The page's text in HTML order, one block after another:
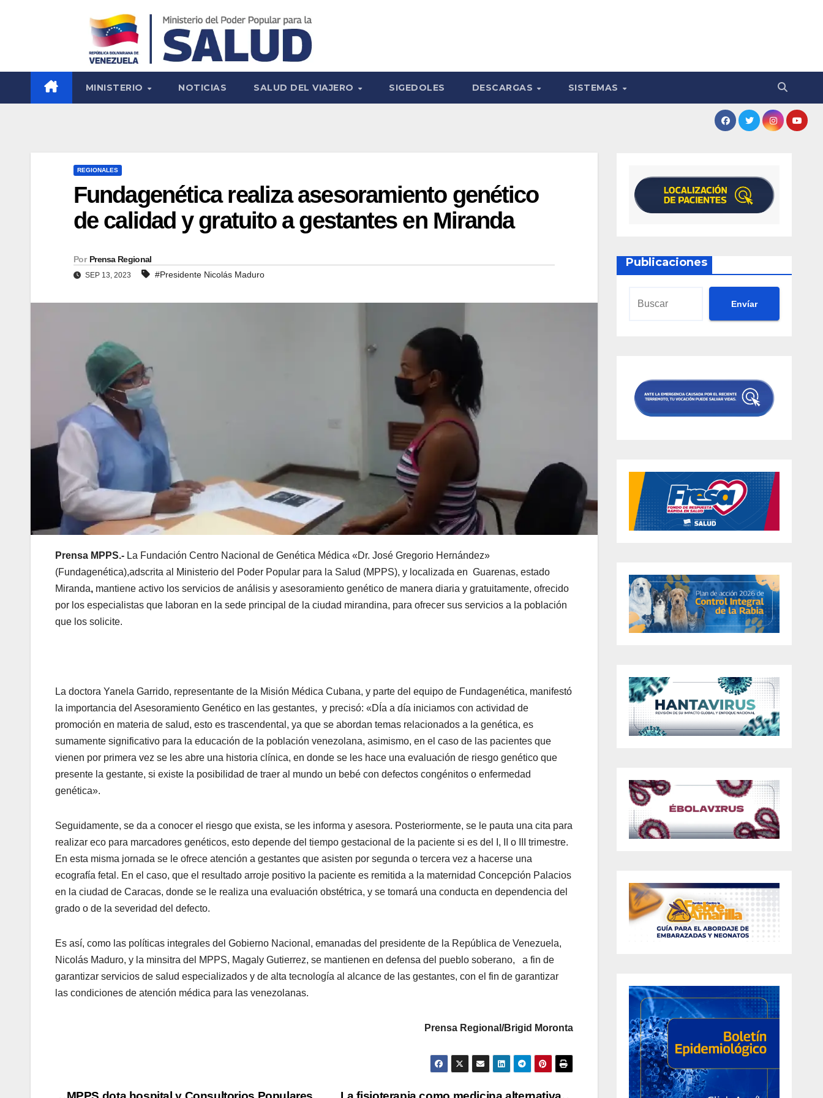
MINISTERIO NOTICIAS SALUD DEL VIAJERO SIGEDOLES DESCARGAS SISTEMAS
REGIONALES
Fundagenética realiza asesoramiento genético
de calidad y gratuito a gestantes en Miranda
Por Prensa Regional
SEP 13, 2023 #Presidente Nicolás Maduro
Prensa MPPS.- La Fundación Centro Nacional de Genética Médica «Dr. José Gregorio Hernández»
(Fundagenética),adscrita al Ministerio del Poder Popular para la Salud (MPPS), y localizada en Guarenas, estado
Miranda, mantiene activo los servicios de análisis y asesoramiento genético de manera diaria y gratuitamente, ofrecido
por los especialistas que laboran en la sede principal de la ciudad mirandina, para ofrecer sus servicios a la población
que los solicite.
La doctora Yanela Garrido, representante de la Misión Médica Cubana, y parte del equipo de Fundagenética, manifestó
la importancia del Asesoramiento Genético en las gestantes, y precisó: «DÍa a día iniciamos con actividad de
promoción en materia de salud, esto es trascendental, ya que se abordan temas relacionados a la genética, es
sumamente significativo para la educación de la población venezolana, asimismo, en el caso de las pacientes que
vienen por primera vez se les abre una historia clínica, en donde se les hace una evaluación de riesgo genético que
presente la gestante, si existe la posibilidad de traer al mundo un bebé con defectos congénitos o enfermedad
genética».
Seguidamente, se da a conocer el riesgo que exista, se les informa y asesora. Posteriormente, se le pauta una cita para
realizar eco para marcadores genéticos, esto depende del tiempo gestacional de la paciente si es del I, II o III trimestre.
En esta misma jornada se le ofrece atención a gestantes que asisten por segunda o tercera vez a hacerse una
ecografía fetal. En el caso, que el resultado arroje positivo la paciente es remitida a la maternidad Concepción Palacios
en la ciudad de Caracas, donde se le realiza una evaluación obstétrica, y se tomará una conducta en dependencia del
grado o de la severidad del defecto.
Es así, como las políticas integrales del Gobierno Nacional, emanadas del presidente de la República de Venezuela,
Nicolás Maduro, y la minsitra del MPPS, Magaly Gutierrez, se mantienen en defensa del pueblo soberano, a fin de
garantizar servicios de salud especializados y de alta tecnología al alcance de las gestantes, con el fin de garantizar
las condiciones de atención médica para las venezolanas.
Prensa Regional/Brigid Moronta
Publicaciones
Envíar